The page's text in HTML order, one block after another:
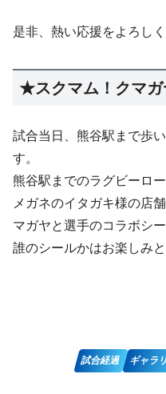
是非、熱い応援をよろし
★スクマム！クマガ
試合当日、熊谷駅まで歩
す。
熊谷駅までのラグビーロ
メガネのイタガキ様の店
マガヤと選手のコラボシ
誰のシールかはお楽しみと
試合経過 ギャラ